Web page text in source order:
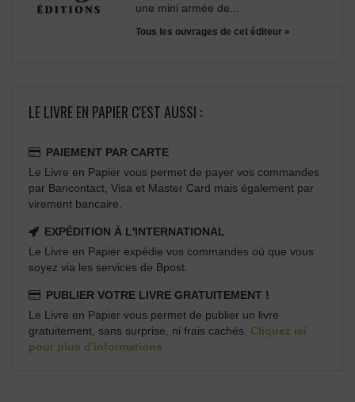
une mini armée de...
Tous les ouvrages de cet éditeur »
LE LIVRE EN PAPIER C'EST AUSSI :
PAIEMENT PAR CARTE
Le Livre en Papier vous permet de payer vos commandes
par Bancontact, Visa et Master Card mais également par
virement bancaire.
EXPÉDITION À L'INTERNATIONAL
Le Livre en Papier expédie vos commandes où que vous
soyez via les services de Bpost.
PUBLIER VOTRE LIVRE GRATUITEMENT !
Le Livre en Papier vous permet de publier un livre
gratuitement, sans surprise, ni frais cachés. Cliquez ici
pour plus d'informations